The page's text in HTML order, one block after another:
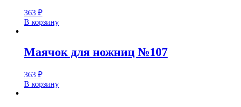
363 ₽
В корзину
Маячок для ножниц №107
363 ₽
В корзину